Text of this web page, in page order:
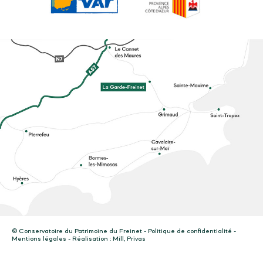
© Conservatoire du Patrimoine du Freinet - Politique de confidentialité -
Mentions légales - Réalisation : Mill, Privas